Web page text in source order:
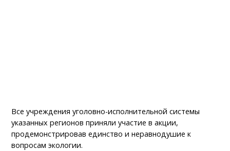
Все учреждения уголовно-исполнительной системы
указанных регионов приняли участие в акции,
продемонстрировав единство и неравнодушие к
вопросам экологии.